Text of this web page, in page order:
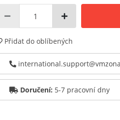
Přidat do oblíbených
Doručení: 5-7 pracovní dny